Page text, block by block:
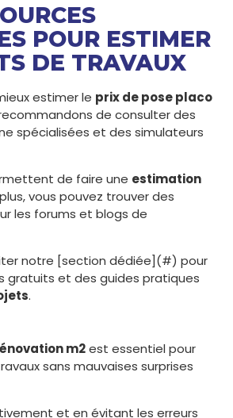
POUR ESTIMER
DE TRAVAUX
estimer le prix de pose placo
de consulter des
spécialisées et des simulateurs
de faire une estimation
vous pouvez trouver des
les forums et blogs de
notre [section dédiée](#) pour
gratuits et des guides pratiques
.
m2est essentiel pour
sans mauvaises surprises
et en évitant les erreurs